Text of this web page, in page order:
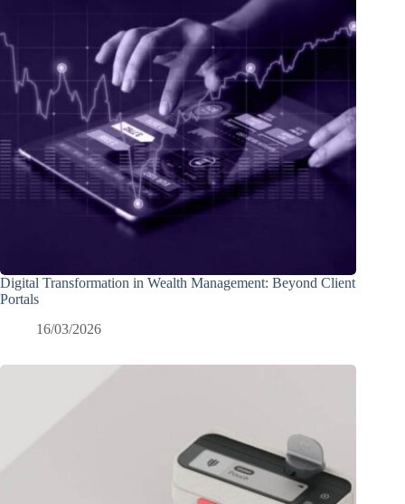
Digital Transformation in Wealth Management: Beyond Client
Portals
16/03/2026